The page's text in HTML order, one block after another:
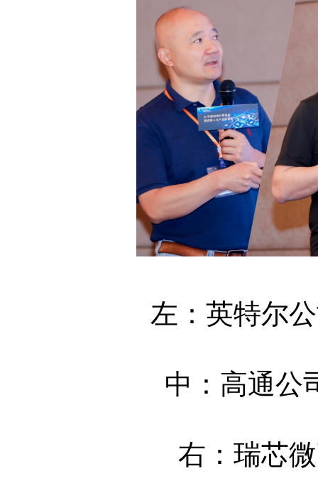
左：英特尔公
中：高通公司
右：瑞芯微